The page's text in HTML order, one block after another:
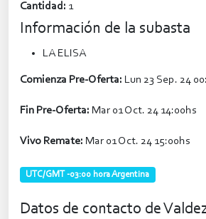
Cantidad: 1
Información de la subasta
LA ELISA
Comienza Pre-Oferta: Lun 23 Sep. 24
Fin Pre-Oferta: Mar 01 Oct. 24 14:00hs
Vivo Remate: Mar 01 Oct. 24 15:00hs
UTC/GMT -03:00 hora Argentina
Datos de contacto de